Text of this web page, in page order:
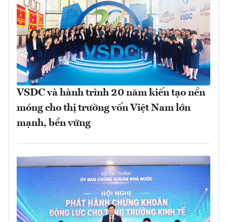
VSDC và hành trình 20 năm kiến tạo nền
móng cho thị trường vốn Việt Nam lớn
mạnh, bền vững